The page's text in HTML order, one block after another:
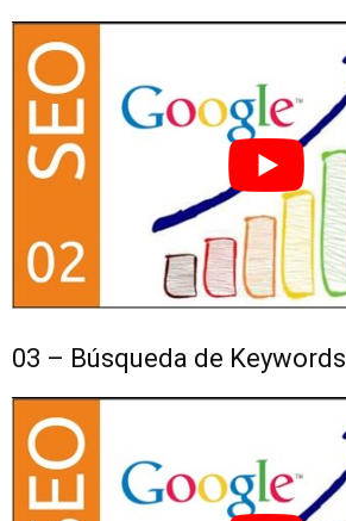
03 – Búsqueda de Keywords